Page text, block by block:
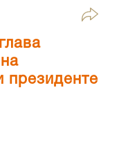
президенте